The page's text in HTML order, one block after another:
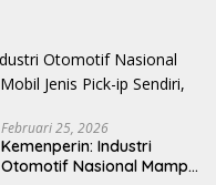
Februari 25, 2026
Kemenperin: Industri
Otomotif Nasional Mampu